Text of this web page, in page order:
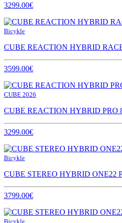
3299.00€
Bicykle
CUBE REACTION HYBRID
3599.00€
CUBE 2026
CUBE REACTION HYBRID PRO
3299.00€
Bicykle
CUBE STEREO HYBRID ONE22
3799.00€
Bicykle